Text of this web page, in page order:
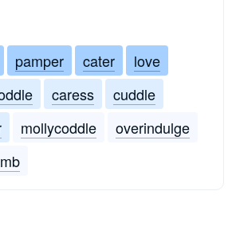
pamper cater
love
caress
cuddle
mollycoddle
overindulge